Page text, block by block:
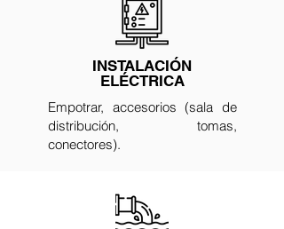
INSTALACIÓN
ELÉCTRICA
Empotrar, accesorios (sala de
distribución, tomas,
conectores).